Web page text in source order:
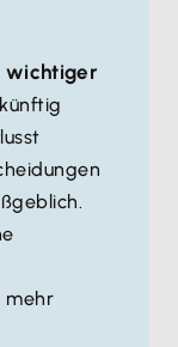
wichtiger
mehr